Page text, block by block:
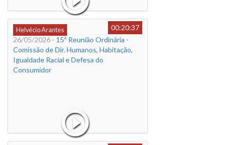
Helvécio Arantes
00:20:37
26/05/2026 - 15ª Reunião Ordinária -
Comissão de Dir. Humanos, Habitação,
Igualdade Racial e Defesa do
Consumidor